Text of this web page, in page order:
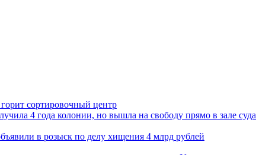
сортировочный центр
4 года колонии, но вышла на свободу прямо в зале суда
в розыск по делу хищения 4 млрд рублей